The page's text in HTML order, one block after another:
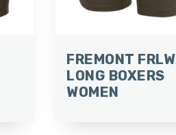
FREMONT FRLW
LONG BOXERS
WOMEN